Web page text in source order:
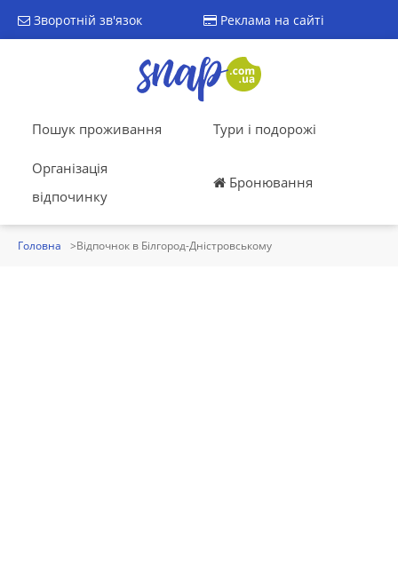
Зворотній зв'язок Реклама на сайті
Пошук проживання Тури і подорожі
Організація
відпочинку
Бронювання
Головна Відпочнок в Білгород-Дністровському